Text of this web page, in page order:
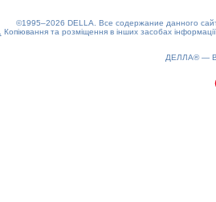
©1995–2026 DELLA. Все содержание данного
Копіювання та розміщення в інших засобах
ДЕЛЛА® —